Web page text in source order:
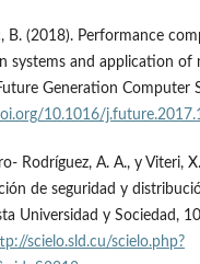
B. (2018). Performance
systems and application of
Generation Computer
10.1016/
Rodríguez, A. A., y Viteri,
de seguridad y
Universidad y Sociedad,
scielo.sld.cu/scielo.php?